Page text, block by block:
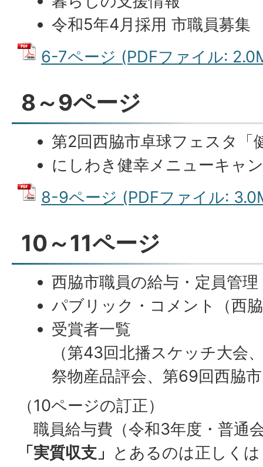
令和5年4月採用 市職員募集
6-7ページ (PDFファイル:
8～9ページ
第2回西脇市卓球フェスタ「
にしわき健幸メニューキャ
8-9ページ (PDFファイル:
10～11ページ
西脇市職員の給与・定員管理
パブリック・コメント（西
受賞者一覧
（第43回北播スケッチ大会
祭物産品評会、第69回西脇
（10ページの訂正）
職員給与費（令和3年度・普通
「実質収支」 とあるのは正しくは